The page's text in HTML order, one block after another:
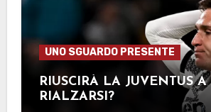
UNO SGUARDO PRESENTE
RIUSCIRÀ LA JUVENTUS A
RIALZARSI?